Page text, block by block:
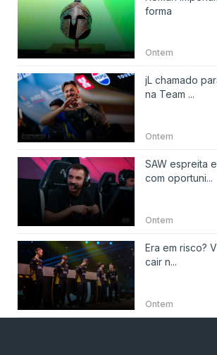
forma
Ontem
jL chamado
na Team ...
Ontem
SAW espreita
com oportuni...
Ontem
Era em risco?
cair n...
Ontem